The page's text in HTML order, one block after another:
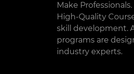
Make
High-Quality
skill development.
programs are
industry experts.